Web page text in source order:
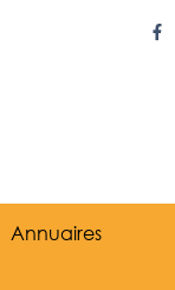
Annuaires